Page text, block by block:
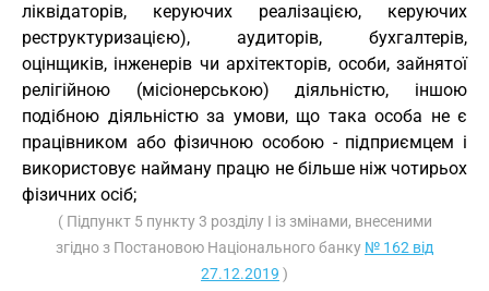
ліквідаторів, керуючих реалізацією, керуючих
реструктуризацією), аудиторів, бухгалтерів,
оцінщиків, інженерів чи архітекторів, особи, зайнятої
релігійною (місіонерською) діяльністю, іншою
подібною діяльністю за умови, що така особа не є
працівником або фізичною особою - підприємцем і
використовує найману працю не більше ніж чотирьох
фізичних осіб;
( Підпункт 5 пункту 3 розділу I із змінами, внесеними
згідно з Постановою Національного банку № 162 від
27.12.2019 )